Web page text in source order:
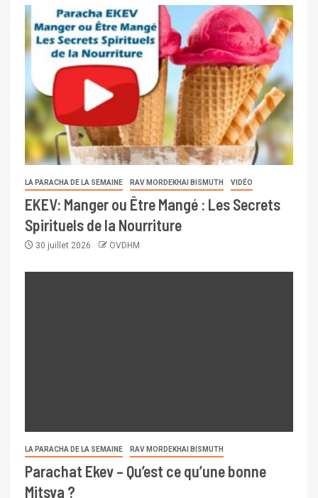
LA PARACHA DE LA SEMAINE RAV MORDEKHAI BISMUTH VIDÉO
EKEV: Manger ou Être Mangé : Les Secrets
Spirituels de la Nourriture
30 juillet 2026 OVDHM
LA PARACHA DE LA SEMAINE RAV MORDEKHAI BISMUTH
Parachat Ekev – Qu’est ce qu’une bonne
Mitsva ?